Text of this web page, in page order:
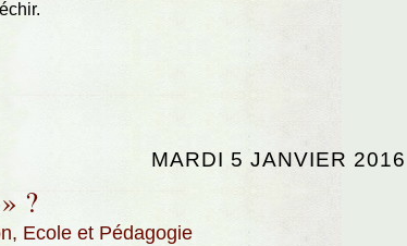
MARDI 5 JANVIER 2016
?
Ecole et Pédagogie